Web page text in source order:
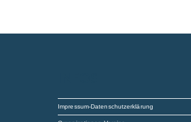
Impressum-Datenschutzerklärung